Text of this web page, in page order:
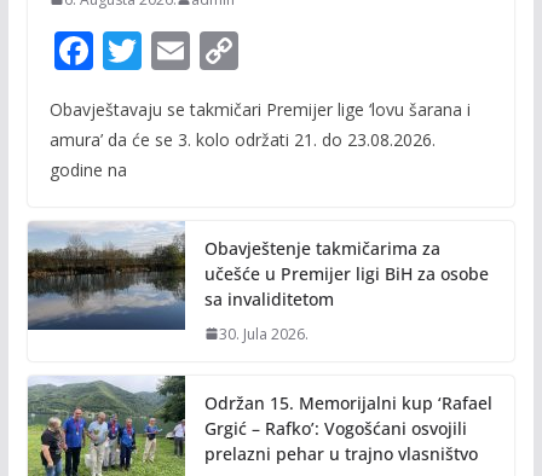
F
ac
e
b
o
k
T
itt
E
m
ai
C
o
p
n
k
Obavještavaju se takmičari Premijer lige ‘lovu šarana i
amura’ da će se 3. kolo održati 21. do 23.08.2026.
godine na
Obavještenje takmičarima za
učešće u Premijer ligi BiH za osobe
sa invaliditetom
30. Jula 2026.
Održan 15. Memorijalni kup ‘Rafael
Grgić – Rafko’: Vogošćani osvojili
prelazni pehar u trajno vlasništvo